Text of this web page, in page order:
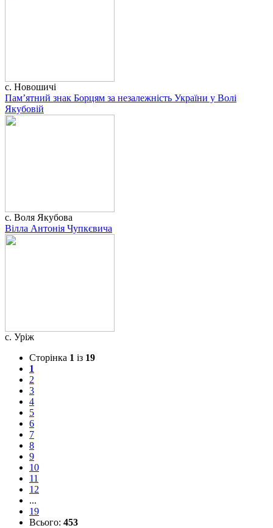
с. Новошичі
Пам’ятний знак Борцям за незалежність України у Волі
Якубовій
с. Воля Якубова
Вілла Антонія Чупкєвича
с. Уріж
Сторінка 1 із 19
1
2
3
4
5
6
7
8
9
10
11
12
...
19
Всього: 453